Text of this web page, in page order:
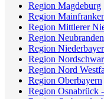
Region Magdeburg
Region
Region Mittlerer
Region
Region
Region
Region Nord
Region Oberbayern
Region Osnabrück